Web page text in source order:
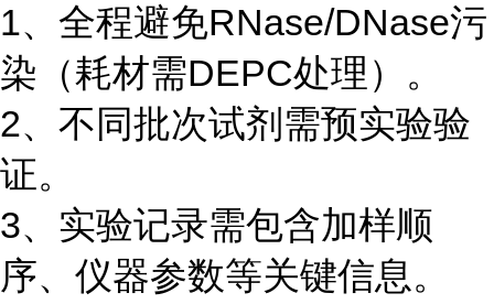
1、全程避免RNase/DNase污
染（耗材需DEPC处理）。
2、不同批次试剂需预实验验
证。
3、实验记录需包含加样顺
序、仪器参数等关键信息。